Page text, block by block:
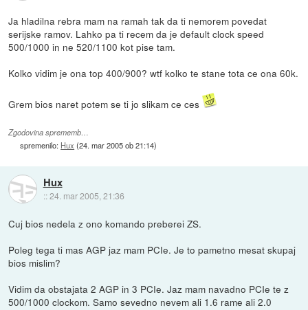
Ja hladilna rebra mam na ramah tak da ti nemorem povedat
serijske ramov. Lahko pa ti recem da je default clock speed
500/1000 in ne 520/1100 kot pise tam.
Kolko vidim je ona top 400/900? wtf kolko te stane tota ce ona 60k.
Grem bios naret potem se ti jo slikam ce ces
Zgodovina sprememb…
spremenilo: Hux (24. mar 2005 ob 21:14)
Hux
::24. mar 2005, 21:36
Cuj bios nedela z ono komando preberei ZS.
Poleg tega ti mas AGP jaz mam PCIe. Je to pametno mesat skupaj
bios mislim?
Vidim da obstajata 2 AGP in 3 PCIe. Jaz mam navadno PCIe te z
500/1000 clockom. Samo sevedno nevem ali 1.6 rame ali 2.0